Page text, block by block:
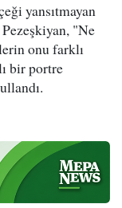
yansıtmayan
Pezeşkiyan, "Ne
onu farklı
bir portre